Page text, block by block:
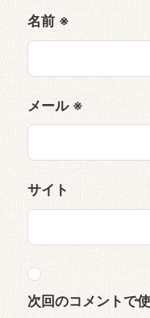
名前 ※
メール ※
サイト
次回のコメントで